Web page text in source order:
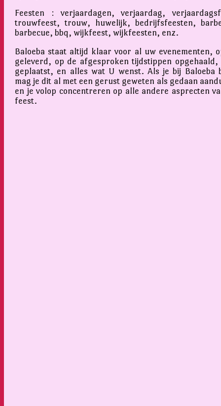
Feesten : verjaardagen, verjaardag,
trouwfeest, trouw, huwelijk, bedrijfsfeesten,
barbecue, bbq, wijkfeest, wijkfeesten, enz.
Baloeba staat altijd klaar voor al uw evenementen,
geleverd, op de afgesproken tijdstippen opgehaald,
geplaatst, en alles wat U wenst. Als je bij Baloeba
mag je dit al met een gerust geweten als gedaan
en je volop concentreren op alle andere asprecten
feest.